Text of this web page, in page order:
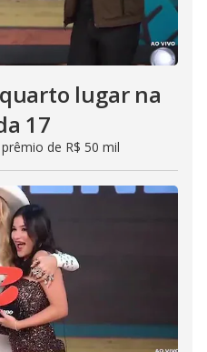
lugar na
17
de R$ 50 mil